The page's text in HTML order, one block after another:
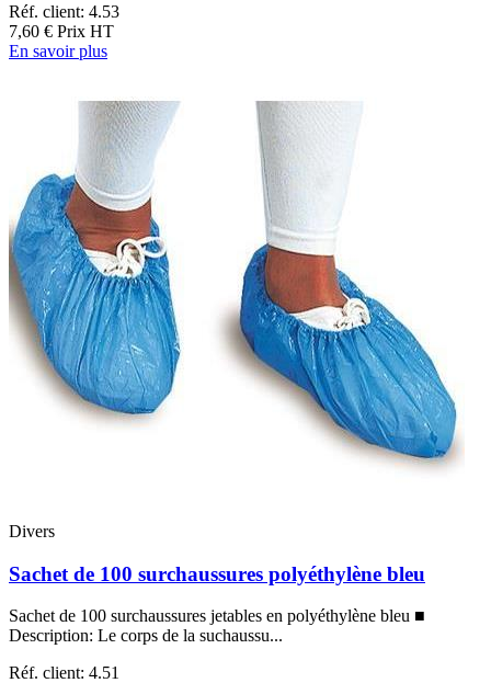
Réf. client: 4.53
7,60 € Prix HT
En savoir plus
Divers
Sachet de 100 surchaussures polyéthylène bleu
Sachet de 100 surchaussures jetables en polyéthylène bleu ■
Description: Le corps de la suchaussu...
Réf. client: 4.51